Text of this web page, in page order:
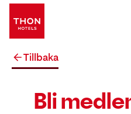
Tillbaka
Bli